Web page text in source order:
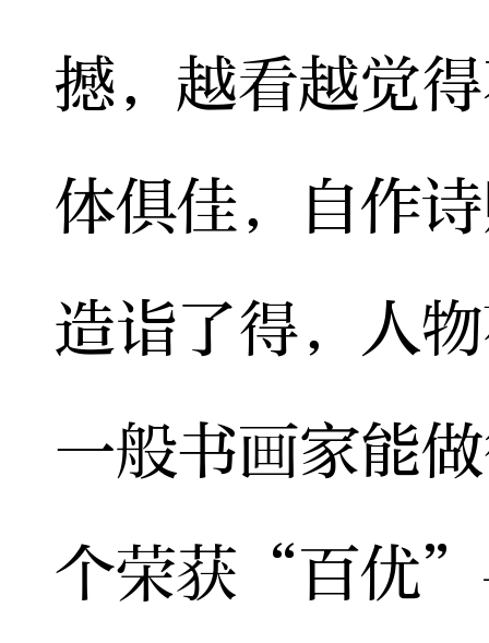
撼，越看越觉
体俱佳，自作
造诣了得，人
一般书画家能
个荣获“百优”